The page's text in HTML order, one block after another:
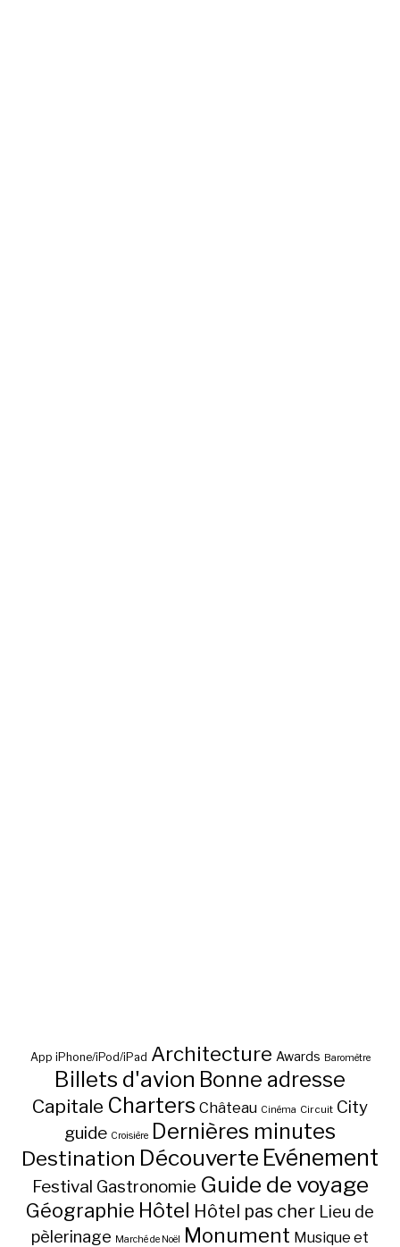
App iPhone/iPod/iPad Architecture Awards Baromètre
Billets d'avion Bonne adresse
Capitale Charters Château Cinéma Circuit City
guide Croisière Dernières minutes
Destination Découverte Evénement
Festival Gastronomie Guide de voyage
Géographie Hôtel Hôtel pas cher Lieu de
pèlerinage Marché de Noël Monument Musique et